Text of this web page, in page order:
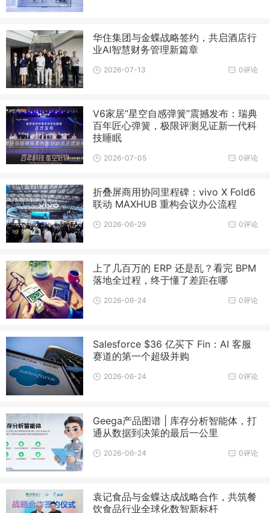
华住集团与金蝶战略签约，共启酒店行
业AI智慧财务管理新篇章
0评论
2026-07-13
V6家居“星空自感弹簧”震撼发布：瑞典
百年匠心弹簧，极限评测见证新一代科
技睡眠
0评论
2026-07-05
折叠屏商用协同里程碑：vivo X Fold6
联动 MAXHUB 重构会议办公流程
0评论
2026-06-29
上了几百万的 ERP 还是乱？看完 BPM
落地全过程，终于懂了差距在哪
0评论
2026-06-24
Salesforce $36 亿买下 Fin：AI 客服
赛道的第一个超级并购
0评论
2026-06-24
Geega产品图谱 | 库存分析智能体，打
通从数据到决策的最后一公里
0评论
2026-06-24
袁记食品与金蝶达成战略合作，共筑餐
饮食品行业全球化数智新标杆